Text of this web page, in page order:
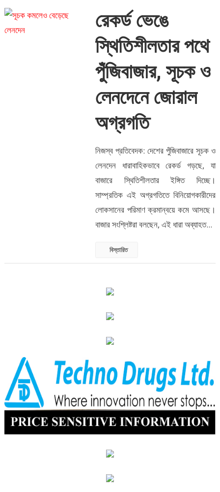
রেকর্ড ভেঙে
স্থিতিশীলতার পথে
পুঁজিবাজার, সূচক ও
লেনদেনে জোরাল
অগ্রগতি
নিজস্ব প্রতিবেদক: দেশের পুঁজিবাজারে সূচক ও
লেনদেন ধারাবাহিকভাবে রেকর্ড গড়ছে, যা
বাজারে স্থিতিশীলতার ইঙ্গিত দিচ্ছে।
সাম্প্রতিক এই অগ্রগতিতে বিনিয়োগকারীদের
লোকসানের পরিমাণ ক্রমান্বয়ে কমে আসছে।
বাজার সংশ্লিষ্টরা বলছেন, এই ধারা অব্যাহত...
বিস্তারিত